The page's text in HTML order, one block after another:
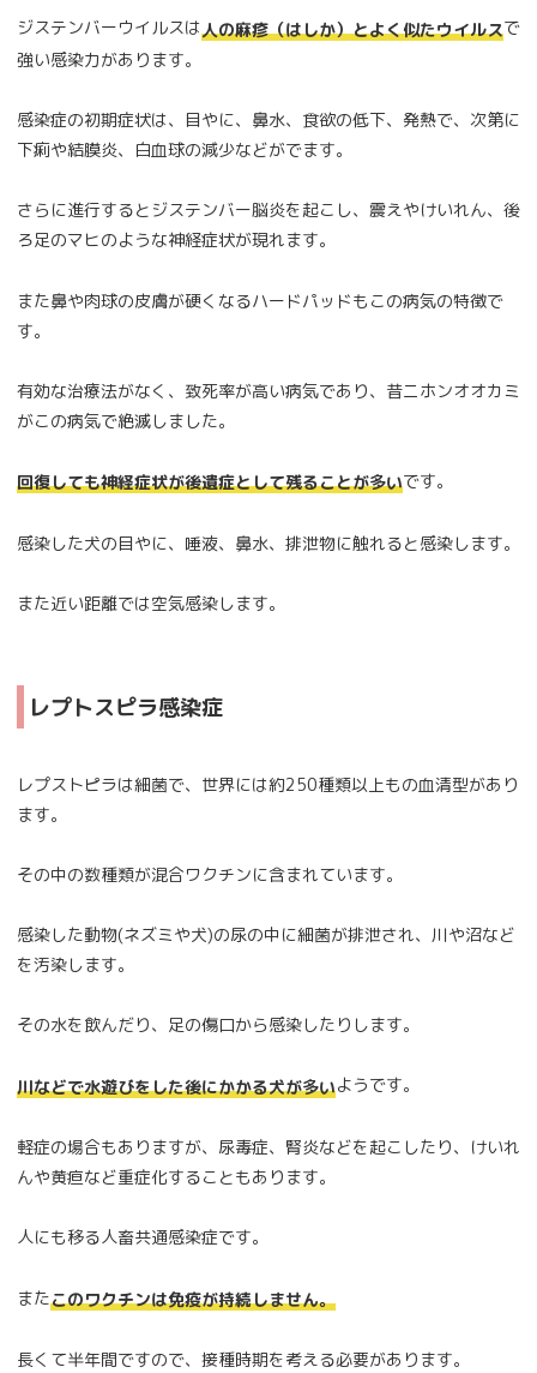
ジステンバーウイルスは人の麻疹（はしか）とよく似たウイルスで
強い感染力があります。
感染症の初期症状は、目やに、鼻水、食欲の低下、発熱で、次第に
下痢や結膜炎、白血球の減少などがでます。
さらに進行するとジステンバー脳炎を起こし、震えやけいれん、後
ろ足のマヒのような神経症状が現れます。
また鼻や肉球の皮膚が硬くなるハードパッドもこの病気の特徴で
す。
有効な治療法がなく、致死率が高い病気であり、昔ニホンオオカミ
がこの病気で絶滅しました。
回復しても神経症状が後遺症として残ることが多いです。
感染した犬の目やに、唾液、鼻水、排泄物に触れると感染します。
また近い距離では空気感染します。
レプトスピラ感染症
レプストピラは細菌で、世界には約250種類以上もの血清型があり
ます。
その中の数種類が混合ワクチンに含まれています。
感染した動物(ネズミや犬)の尿の中に細菌が排泄され、川や沼など
を汚染します。
その水を飲んだり、足の傷口から感染したりします。
川などで水遊びをした後にかかる犬が多いようです。
軽症の場合もありますが、尿毒症、腎炎などを起こしたり、けいれ
んや黄疸など重症化することもあります。
人にも移る人畜共通感染症です。
またこのワクチンは免疫が持続しません。
長くて半年間ですので、接種時期を考える必要があります。